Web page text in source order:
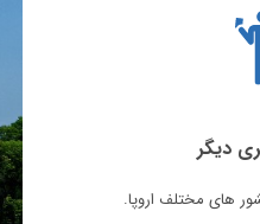
دیگر
های مختلف اروپا.